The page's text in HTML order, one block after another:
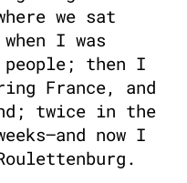
we sat
I was
then I
France, and
twice in the
now I